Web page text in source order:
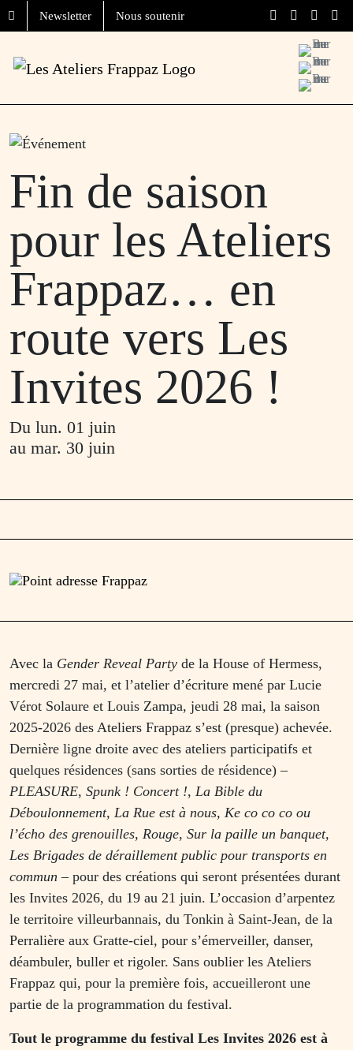
Aller au contenu
Skip to footer
Nous soutenir
Newsletter
Fin de saison
pour les Ateliers
Frappaz… en
route vers Les
Invites 2026 !
Du lun. 01 juin
au mar. 30 juin
Avec la Gender Reveal Party de la House of Hermess,
mercredi 27 mai, et l’atelier d’écriture mené par Lucie
Vérot Solaure et Louis Zampa, jeudi 28 mai, la saison
2025-2026 des Ateliers Frappaz s’est (presque) achevée.
Dernière ligne droite avec des ateliers participatifs et
quelques résidences (sans sorties de résidence) –
PLEASURE, Spunk ! Concert !, La Bible du
Déboulonnement, La Rue est à nous, Ke co co co ou
l’écho des grenouilles, Rouge, Sur la paille un banquet,
Les Brigades de déraillement public pour transports en
commun – pour des créations qui seront présentées durant
les Invites 2026, du 19 au 21 juin. L’occasion d’arpentez
le territoire villeurbannais, du Tonkin à Saint-Jean, de la
Perralière aux Gratte-ciel, pour s’émerveiller, danser,
déambuler, buller et rigoler. Sans oublier les Ateliers
Frappaz qui, pour la première fois, accueilleront une
partie de la programmation du festival.
Tout le programme du festival Les Invites 2026 est à